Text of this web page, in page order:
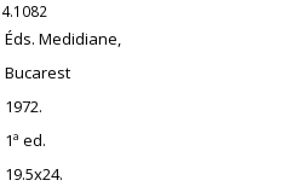
4.1082
Éds. Medidiane,
Bucarest
1972.
1ª ed.
19.5x24.